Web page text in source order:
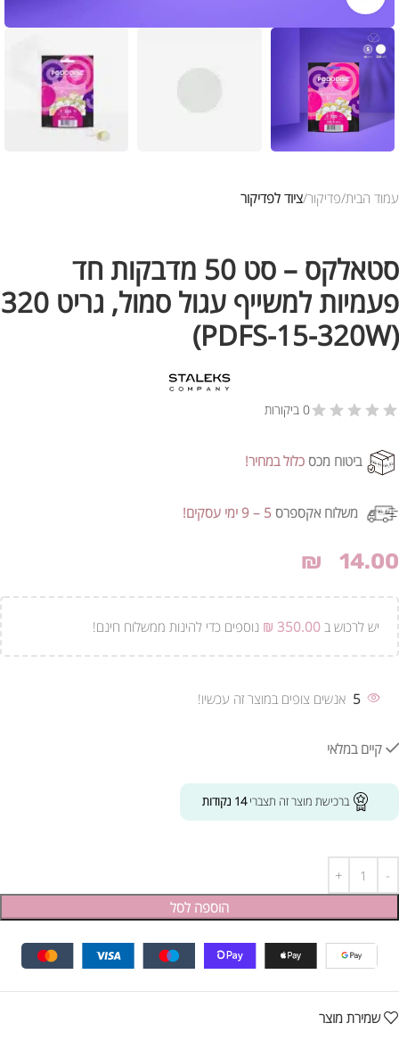
עמוד הבית פדיקור ציוד לפדיקור
סטאלקס – סט 50 מדבקות חד
פעמיות למשייף עגול סמול, גריט 320
(PDFS-15-320W)
0 ביקורות
ביטוח מכס כלול במחיר!
משלוח אקספרס 5 – 9 ימי עסקים!
₪ 14.00
יש לרכוש ב ₪ 350.00 נוספים כדי להינות ממשלוח חינם!
5 אנשים צופים במוצר זה עכשיו!
קיים במלאי
ברכישת מוצר זה תצברי14 נקודות
הוספה לסל
שמירת מוצר